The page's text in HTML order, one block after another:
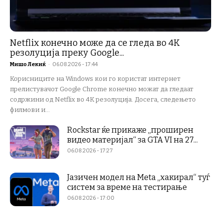
Netflix конечно може да се гледа во 4K
резолуција преку Google...
Мишо Лекиќ - 06.08.2026 - 17:44
Корисниците на Windows кои го користат интернет
прелистувачот Google Chrome конечно можат да гледаат
содржини од Netflix во 4K резолуција. Досега, следењето
филмови и...
Rockstar ќе прикаже „проширен
видео материјал“ за GTA VI на 27...
06.08.2026 - 17:27
Јазичен модел на Meta „хакирал“ туѓ
систем за време на тестирање
06.08.2026 - 17:00